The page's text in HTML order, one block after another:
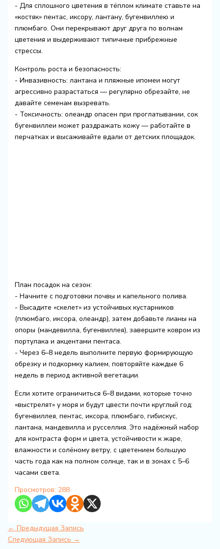
- Для сплошного цветения в тёплом климате ставьте на
«костяк» пентас, иксору, лантану, бугенвиллею и
плюмбаго. Они перекрывают друг друга по волнам
цветения и выдерживают типичные прибрежные
стрессы.
Контроль роста и безопасность:
- Инвазивность: лантана и пляжные ипомеи могут
агрессивно разрастаться — регулярно обрезайте, не
давайте семенам вызревать.
- Токсичность: олеандр опасен при проглатывании, сок
бугенвиллеи может раздражать кожу — работайте в
перчатках и высаживайте вдали от детских площадок.
План посадок на сезон:
- Начните с подготовки почвы и капельного полива.
- Высадите «скелет» из устойчивых кустарников
(плюмбаго, иксора, олеандр), затем добавьте лианы на
опоры (мандевилла, бугенвиллея), завершите ковром из
портулака и акцентами пентаса.
- Через 6–8 недель выполните первую формирующую
обрезку и подкормку калием, повторяйте каждые 6
недель в период активной вегетации.
Если хотите ограничиться 6–8 видами, которые точно
«выстрелят» у моря и будут цвести почти круглый год:
бугенвиллея, пентас, иксора, плюмбаго, гибискус,
лантана, мандевилла и русселлия. Это надёжный набор
для контраста форм и цвета, устойчивости к жаре,
влажности и солёному ветру, с цветением большую
часть года как на полном солнце, так и в зонах с 5–6
часами света.
Просмотров: 288
← Предыдущая Запись
Следующая Запись →